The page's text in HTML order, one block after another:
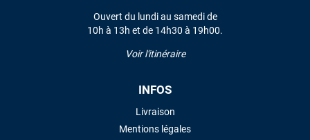
Ouvert du lundi au samedi de
10h à 13h et de 14h30 à 19h00.
Voir l'itinéraire
INFOS
Livraison
Mentions légales